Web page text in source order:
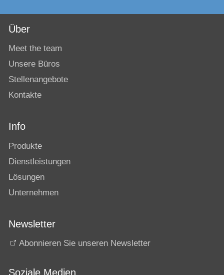
Über
Meet the team
Unsere Büros
Stellenangebote
Kontakte
Info
Produkte
Dienstleistungen
Lösungen
Unternehmen
Newsletter
Abonnieren Sie unseren Newsletter
Soziale Medien